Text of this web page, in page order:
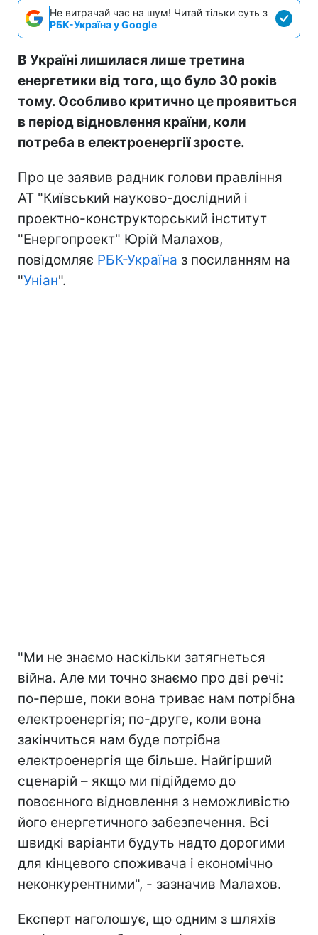
Не витрачай час на шум! Читай тільки суть з
РБК-Україна у Google
В Україні лишилася лише третина
енергетики від того, що було 30 років
тому. Особливо критично це проявиться
в період відновлення країни, коли
потреба в електроенергії зросте.
Про це заявив радник голови правління
АТ "Київський науково-дослідний і
проектно-конструкторський інститут
"Енергопроект" Юрій Малахов,
повідомляє РБК-Україна з посиланням на
"Уніан".
"Ми не знаємо наскільки затягнеться
війна. Але ми точно знаємо про дві речі:
по-перше, поки вона триває нам потрібна
електроенергія; по-друге, коли вона
закінчиться нам буде потрібна
електроенергія ще більше. Найгірший
сценарій – якщо ми підійдемо до
повоєнного відновлення з неможливістю
його енергетичного забезпечення. Всі
швидкі варіанти будуть надто дорогими
для кінцевого споживача і економічно
неконкурентними", - зазначив Малахов.
Експерт наголошує, що одним з шляхів